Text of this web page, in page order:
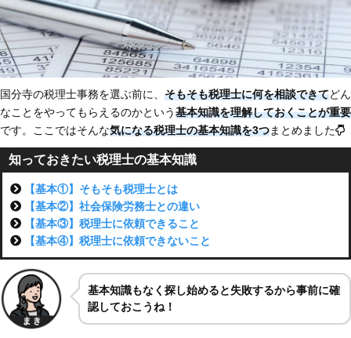
国分寺の税理士事務を選ぶ前に、 そもそも税理士に何を相談できてどん
なことをやってもらえるのかという基本知識を理解しておくことが重要
です。ここではそんな気になる税理士の基本知識を3つまとめました
知っておきたい税理士の基本知識
【基本①】そもそも税理士とは
【基本②】社会保険労務士との違い
【基本③】税理士に依頼できること
【基本④】税理士に依頼できないこと
基本知識もなく探し始めると失敗するから事前に確
認しておこうね！